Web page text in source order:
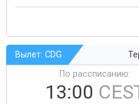
Вылет: CDG
По рассписанию:
13:00